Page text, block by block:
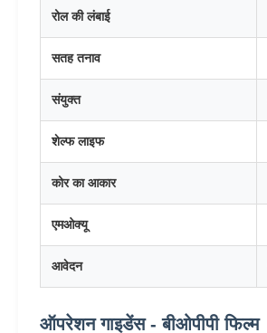
रोल की लंबाई
सतह तनाव
संयुक्त
शेल्फ लाइफ
कोर का आकार
एमओक्यू
आवेदन
ऑपरेशन गाइडेंस - बीओपीपी फिल्म